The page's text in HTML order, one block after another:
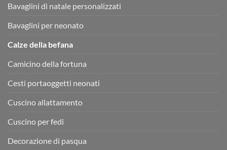
Bavaglini di natale personalizzati
Bavaglini per neonato
Calze della befana
Camicino della fortuna
Cesti portaoggetti neonati
Cuscino allattamento
Cuscino per fedi
Decorazione di pasqua